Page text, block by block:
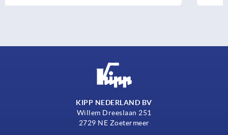
KIPP NEDERLAND BV
Willem Dreeslaan 251
2729 NE Zoetermeer